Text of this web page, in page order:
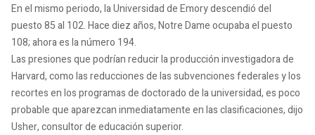
En el mismo periodo, la Universidad de Emory descendió del
puesto 85 al 102. Hace diez años, Notre Dame ocupaba el puesto
108; ahora es la número 194.
Las presiones que podrían reducir la producción investigadora de
Harvard, como las reducciones de las subvenciones federales y los
recortes en los programas de doctorado de la universidad, es poco
probable que aparezcan inmediatamente en las clasificaciones, dijo
Usher, consultor de educación superior.